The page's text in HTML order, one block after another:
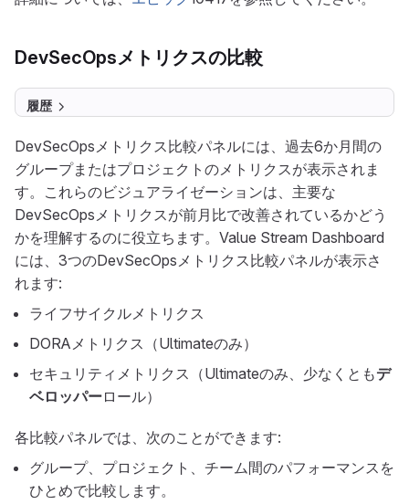
DevSecOpsメトリクスの比較
履歴
DevSecOpsメトリクス比較パネルには、過去6か月間の
グループまたはプロジェクトのメトリクスが表示されま
す。これらのビジュアライゼーションは、主要な
DevSecOpsメトリクスが前月比で改善されているかどう
かを理解するのに役立ちます。Value Stream Dashboard
には、3つのDevSecOpsメトリクス比較パネルが表示さ
れます:
ライフサイクルメトリクス
DORAメトリクス（Ultimateのみ）
セキュリティメトリクス（Ultimateのみ、少なくともデ
ベロッパーロール）
各比較パネルでは、次のことができます:
グループ、プロジェクト、チーム間のパフォーマンスを
ひとめで比較します。